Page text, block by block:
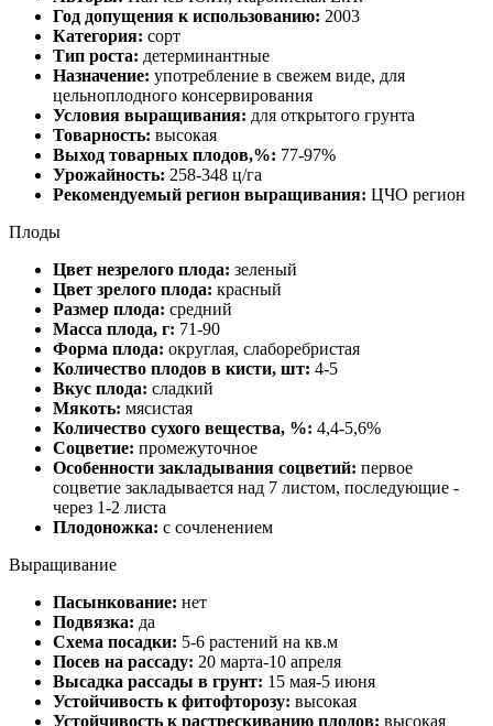
Год допущения к использованию: 2003
Категория: сорт
Тип роста: детерминантные
Назначение: употребление в свежем виде, для
цельноплодного консервирования
Условия выращивания: для открытого грунта
Товарность: высокая
Выход товарных плодов,%: 77-97%
Урожайность: 258-348 ц/га
Рекомендуемый регион выращивания: ЦЧО регион
Плоды
Цвет незрелого плода: зеленый
Цвет зрелого плода: красный
Размер плода: средний
Масса плода, г: 71-90
Форма плода: округлая, слаборебристая
Количество плодов в кисти, шт: 4-5
Вкус плода: сладкий
Мякоть: мясистая
Количество сухого вещества, %: 4,4-5,6%
Соцветие: промежуточное
Особенности закладывания соцветий: первое
соцветие закладывается над 7 листом, последующие -
через 1-2 листа
Плодоножка: с сочленением
Выращивание
Пасынкование: нет
Подвязка: да
Схема посадки: 5-6 растений на кв.м
Посев на рассаду: 20 марта-10 апреля
Высадка рассады в грунт: 15 мая-5 июня
Устойчивость к фитофторозу: высокая
Устойчивость к растрескиванию плодов: высокая